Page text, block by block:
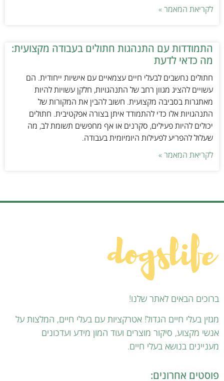
לקריאת המאמר »
התמודדות עם התנהגות חתולים בעבודה מקצועית:
מה כדאי לדעת
חתולים נחשבים לבעלי חיים עצמאיים עם אישיות ייחודית. הם
עשויים להציג מגוון רחב של התנהגויות, חלקן עשויות להיות
מאתגרות בסביבה מקצועית. חשוב להבין את המקורות של
התנהגויות אלו כדי להתמודד איתן בצורה אפקטיבית. חתולים
יכולים להיות פעילים, סקרנים או אף מחפשים תשומת לב, מה
שעלול להפריע לפעילות היומיומית בעבודה.
לקריאת המאמר »
ברוכים הבאים לאתר שלנו!
מגזין בעלי חיים הגדול! אטרקציות עם בעלי חיים, המלצות על
אנשי מקצוע, סיקור מוצרים ועוד המון מידע ועדכונים
מעניינים בנושא בעלי חיים.
פוסטים אחרונים: